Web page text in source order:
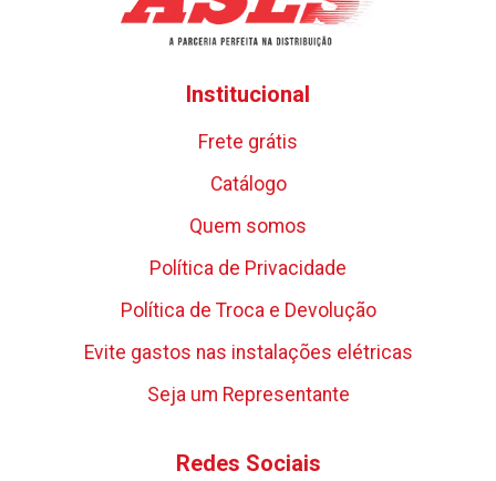
Institucional
Frete grátis
Catálogo
Quem somos
Política de Privacidade
Política de Troca e Devolução
Evite gastos nas instalações elétricas
Seja um Representante
Redes Sociais